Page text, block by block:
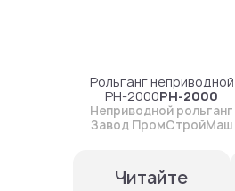
Рольганг неприводной
РН-2000РН-2000
Неприводной рольганг
Завод ПромСтройМаш
Читайте